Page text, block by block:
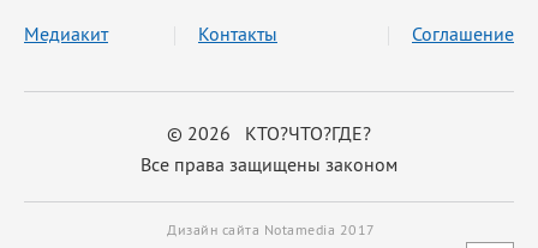
© 2026 КТО?ЧТО?ГДЕ?
Все права защищены законом
Медиакит Контакты Соглашение
Дизайн сайта Notamedia 2017